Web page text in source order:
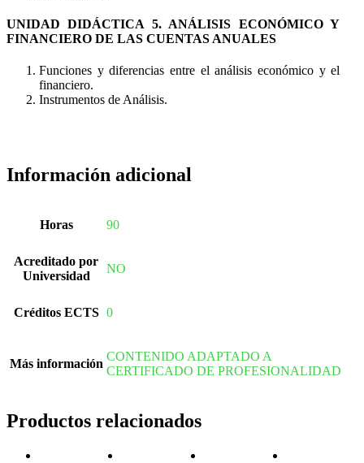
UNIDAD DIDÁCTICA 5. ANÁLISIS ECONÓMICO Y
FINANCIERO DE LAS CUENTAS ANUALES
Funciones y diferencias entre el análisis económico y el
financiero.
Instrumentos de Análisis.
Información adicional
Horas 90
Acreditado por
Universidad
NO
Créditos ECTS 0
Más información
CONTENIDO ADAPTADO A
CERTIFICADO DE PROFESIONALIDAD
Productos relacionados